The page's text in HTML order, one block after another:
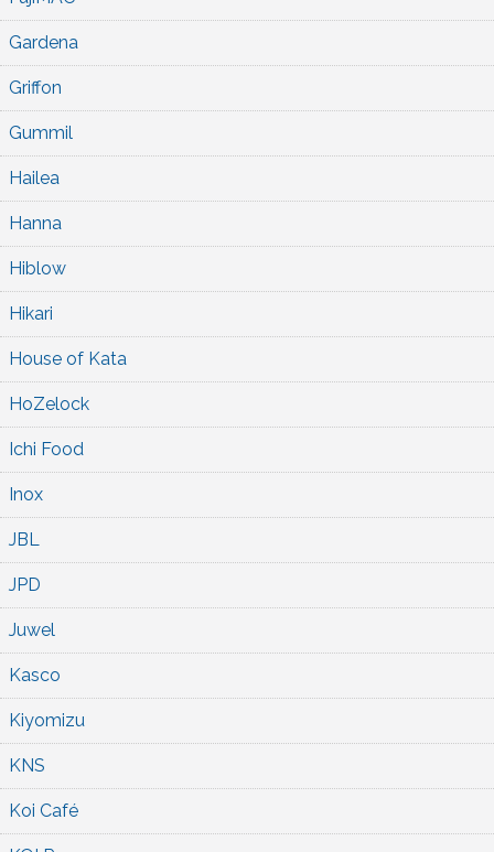
Gardena
Griffon
Gummil
Hailea
Hanna
Hiblow
Hikari
House of Kata
HoZelock
Ichi Food
Inox
JBL
JPD
Juwel
Kasco
Kiyomizu
KNS
Koi Café